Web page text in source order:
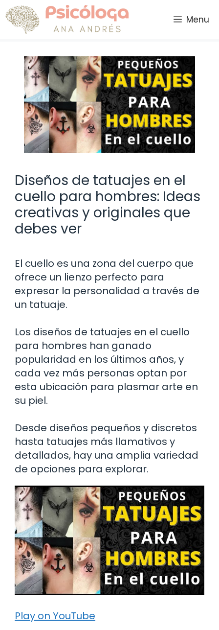
Saltar
al
contenido
Menu
Diseños de tatuajes en el
cuello para hombres: Ideas
creativas y originales que
debes ver
El cuello es una zona del cuerpo que
ofrece un lienzo perfecto para
expresar la personalidad a través de
un tatuaje.
Los diseños de tatuajes en el cuello
para hombres han ganado
popularidad en los últimos años, y
cada vez más personas optan por
esta ubicación para plasmar arte en
su piel.
Desde diseños pequeños y discretos
hasta tatuajes más llamativos y
detallados, hay una amplia variedad
de opciones para explorar.
Play on YouTube